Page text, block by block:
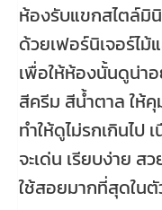
ห้องรับแขกสไตล์มิ
ด้วยเฟอร์นิเจอร์ไม้
เพื่อให้ห้องนั้นดูน่า
สีครีม สีน้ำตาล ให้
ทำให้ดูไม่รกเกินไป
จะเด่น เรียบง่าย ส
ใช้สอยมากที่สุดใน